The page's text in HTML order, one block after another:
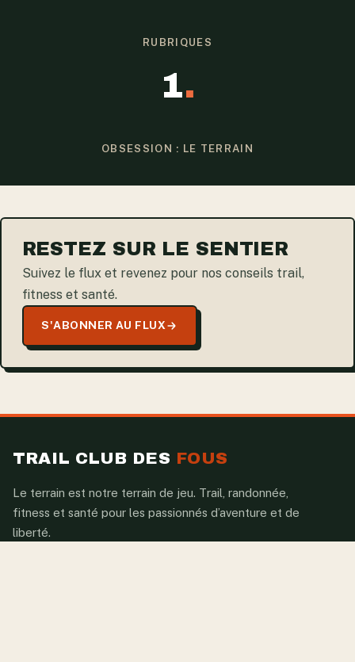
RUBRIQUES
1.
OBSESSION : LE TERRAIN
RESTEZ SUR LE SENTIER
Suivez le flux et revenez pour nos conseils trail,
fitness et santé.
S'ABONNER AU FLUX
TRAIL CLUB DES FOUS
Le terrain est notre terrain de jeu. Trail, randonnée,
fitness et santé pour les passionnés d’aventure et de
liberté.